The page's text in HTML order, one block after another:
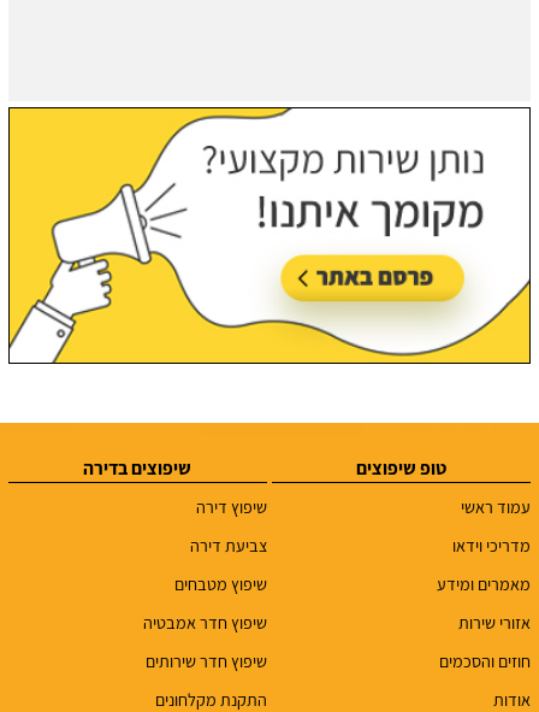
טופ שיפוצים
עמוד ראשי
מדריכי וידאו
מאמרים ומידע
אזורי שירות
חוזים והסכמים
אודות
שיפוצים בדירה
שיפוץ דירה
צביעת דירה
שיפוץ מטבחים
שיפוץ חדר אמבטיה
שיפוץ חדר שירותים
התקנת מקלחונים